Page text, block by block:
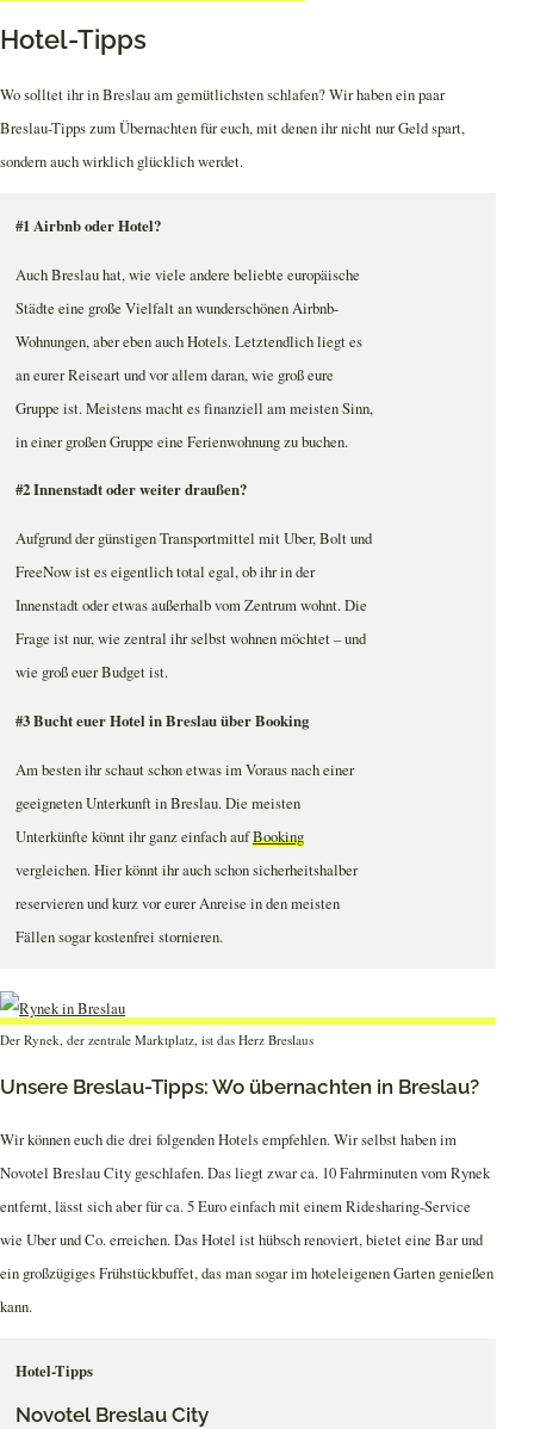
Hotel-Tipps
Wo solltet ihr in Breslau am gemütlichsten schlafen? Wir haben ein paar
Breslau-Tipps zum Übernachten für euch, mit denen ihr nicht nur Geld spart,
sondern auch wirklich glücklich werdet.
#1 Airbnb oder Hotel?
Auch Breslau hat, wie viele andere beliebte europäische
Städte eine große Vielfalt an wunderschönen Airbnb-
Wohnungen, aber eben auch Hotels. Letztendlich liegt es
an eurer Reiseart und vor allem daran, wie groß eure
Gruppe ist. Meistens macht es finanziell am meisten Sinn,
in einer großen Gruppe eine Ferienwohnung zu buchen.
#2 Innenstadt oder weiter draußen?
Aufgrund der günstigen Transportmittel mit Uber, Bolt und
FreeNow ist es eigentlich total egal, ob ihr in der
Innenstadt oder etwas außerhalb vom Zentrum wohnt. Die
Frage ist nur, wie zentral ihr selbst wohnen möchtet – und
wie groß euer Budget ist.
#3 Bucht euer Hotel in Breslau über Booking
Am besten ihr schaut schon etwas im Voraus nach einer
geeigneten Unterkunft in Breslau. Die meisten
Unterkünfte könnt ihr ganz einfach aufBooking
vergleichen. Hier könnt ihr auch schon sicherheitshalber
reservieren und kurz vor eurer Anreise in den meisten
Fällen sogar kostenfrei stornieren.
Der Rynek, der zentrale Marktplatz, ist das Herz Breslaus
Unsere Breslau-Tipps: Wo übernachten in Breslau?
Wir können euch die drei folgenden Hotels empfehlen. Wir selbst haben im
Novotel Breslau City geschlafen. Das liegt zwar ca. 10 Fahrminuten vom Rynek
entfernt, lässt sich aber für ca. 5 Euro einfach mit einem Ridesharing-Service
wie Uber und Co. erreichen. Das Hotel ist hübsch renoviert, bietet eine Bar und
ein großzügiges Frühstückbuffet, das man sogar im hoteleigenen Garten genießen
kann.
Hotel-Tipps
Novotel Breslau City